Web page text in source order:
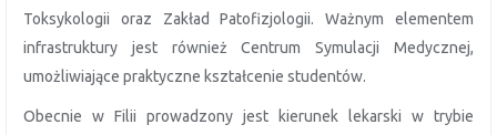
Toksykologii oraz Zakład Patofizjologii. Ważnym elementem
infrastruktury jest również Centrum Symulacji Medycznej,
umożliwiające praktyczne kształcenie studentów.
Obecnie w Filii prowadzony jest kierunek lekarski w trybie